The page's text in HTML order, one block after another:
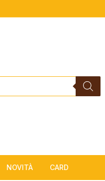
NOVITÀ CARD